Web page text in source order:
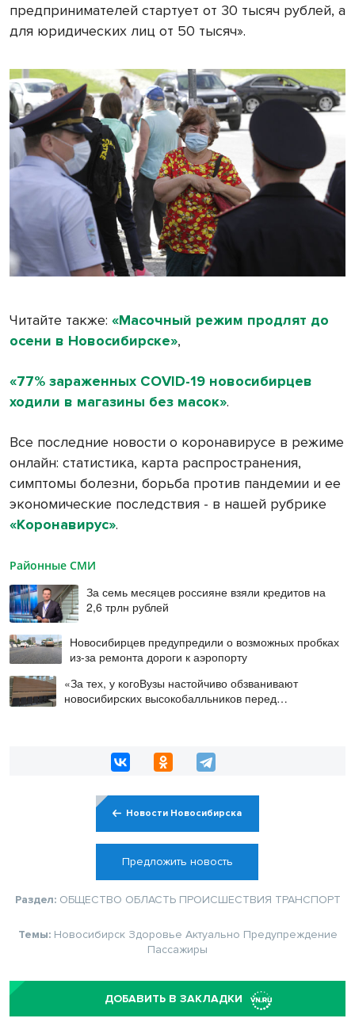
предпринимателей стартует от 30 тысяч рублей, а
для юридических лиц от 50 тысяч».
Читайте также: «Масочный режим продлят до
осени в Новосибирске»,
«77% зараженных COVID-19 новосибирцев
ходили в магазины без масок».
Все последние новости о коронавирусе в режиме
онлайн: статистика, карта распространения,
симптомы болезни, борьба против пандемии и ее
экономические последствия - в нашей рубрике
«Коронавирус».
Районные СМИ
За семь месяцев россияне взяли кредитов на
2,6 трлн рублей
Новосибирцев предупредили о возможных пробках
из-за ремонта дороги к аэропорту
«За тех, у когоВузы настойчиво обзванивают
новосибирских высокобалльников перед
Новости Новосибирска
Предложить новость
Раздел: ОБЩЕСТВО ОБЛАСТЬ ПРОИСШЕСТВИЯ ТРАНСПОРТ
Темы: Новосибирск Здоровье Актуально Предупреждение
Пассажиры
ДОБАВИТЬ В ЗАКЛАДКИ